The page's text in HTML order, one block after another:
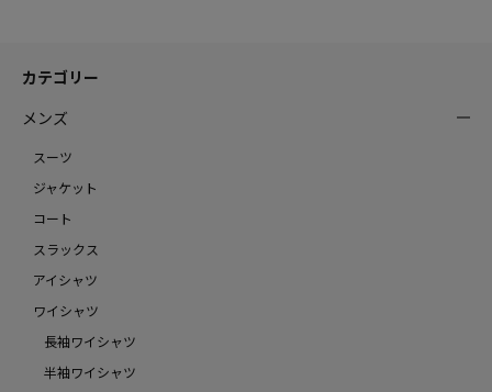
カテゴリー
メンズ
スーツ
ジャケット
コート
スラックス
アイシャツ
ワイシャツ
長袖ワイシャツ
半袖ワイシャツ